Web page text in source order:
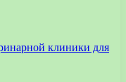
клиники для